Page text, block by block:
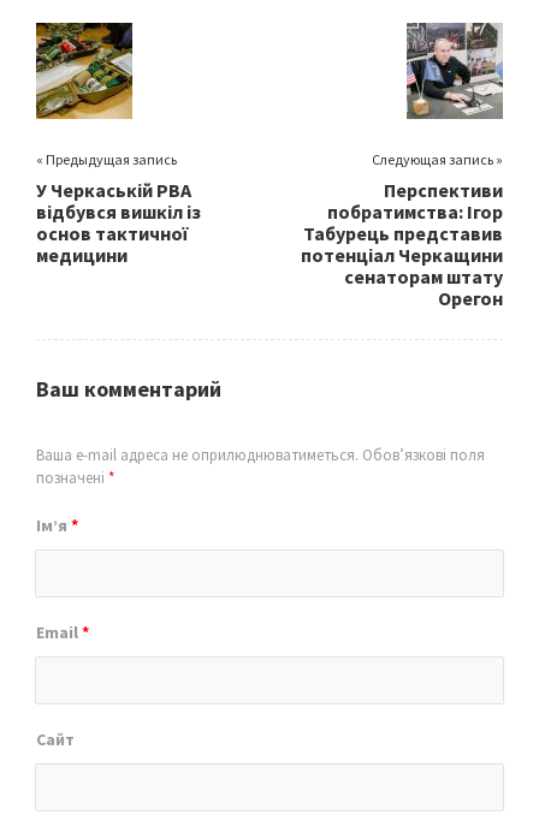
o
o
k
er
« Предыдущая запись
У Черкаській РВА
відбувся вишкіл із
основ тактичної
медицини
Следующая запись »
Перспективи
побратимства: Ігор
Табурець представив
потенціал Черкащини
сенаторам штату
Орегон
Ваш комментарий
Ваша e-mail адреса не оприлюднюватиметься. Обов’язкові поля
позначені *
Ім’я *
Email*
Сайт